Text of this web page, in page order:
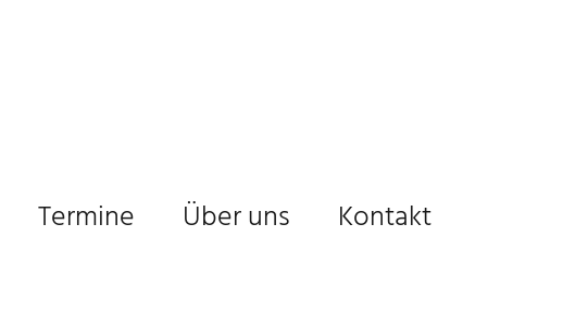
Termine Über uns
Kontakt